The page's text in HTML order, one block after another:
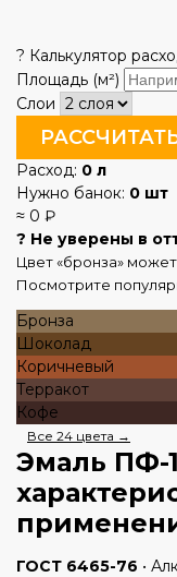
? Калькулятор
Площадь (м²)
Слои
Расход: 0 л
Нужно банок: 0 шт
≈ 0 ₽
? Не уверены в
Цвет «бронза»
Посмотрите
Бронза
Шоколад
Коричневый
Терракот
Кофе
Все 24 цвета →
Эмаль ПФ-
ГОСТ 6465-76 •